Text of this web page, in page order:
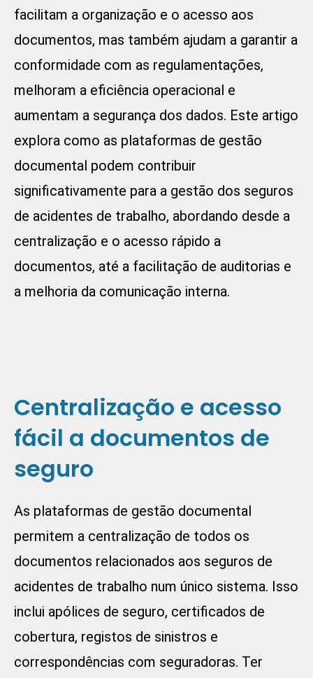
facilitam a organização e o acesso aos
documentos, mas também ajudam a garantir a
conformidade com as regulamentações,
melhoram a eficiência operacional e
aumentam a segurança dos dados. Este artigo
explora como as plataformas de gestão
documental podem contribuir
significativamente para a gestão dos seguros
de acidentes de trabalho, abordando desde a
centralização e o acesso rápido a
documentos, até a facilitação de auditorias e
a melhoria da comunicação interna.
Centralização e acesso
fácil a documentos de
seguro
As plataformas de gestão documental
permitem a centralização de todos os
documentos relacionados aos seguros de
acidentes de trabalho num único sistema. Isso
inclui apólices de seguro, certificados de
cobertura, registos de sinistros e
correspondências com seguradoras. Ter